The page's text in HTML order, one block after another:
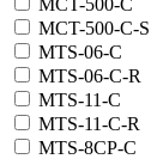
MCT-500-C-S
MTS-06-C
MTS-06-C-R
MTS-11-C
MTS-11-C-R
MTS-8CP-C